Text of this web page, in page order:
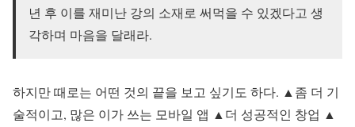
년 후 이를 재미난 강의 소재로 써먹을 수 있겠다고 생
각하며 마음을 달래라.
하지만 때로는 어떤 것의 끝을 보고 싶기도 하다. ▲좀 더 기
술적이고, 많은 이가 쓰는 모바일 앱 ▲더 성공적인 창업 ▲